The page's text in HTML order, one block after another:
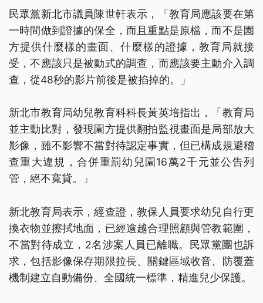
民眾黨新北市議員陳世軒表示，「教育局應該要在第
一時間做到證據的保全，而且重點是原檔，而不是園
方提供什麼樣的畫面、什麼樣的證據，教育局就接
受，不應該只是被動式的調查，而應該要主動介入調
查，從48秒的影片前後是被掐掉的。」
新北市教育局幼兒教育科科長黃英培指出，「教育局
並主動比對，發現園方提供翻拍監視畫面是局部放大
影像，雖不影響不當對待認定事實，但已構成規避稽
查重大違規，合併重罰幼兒園16萬2千元並公告列
管，絕不寬貸。」
新北教育局表示，經查證，教保人員要求幼兒自行更
換衣物並擦拭地面，已經逾越合理照顧與管教範圍，
不當對待成立，2名涉案人員已離職。民眾黨團也訴
求，包括影像保存期限拉長、關鍵區域收音、防覆蓋
機制建立自動備份、全國統一標準，精進兒少保護。